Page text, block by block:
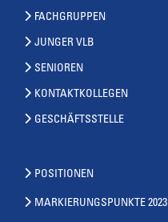
FACHGRUPPEN
JUNGER VLB
SENIOREN
KONTAKTKOLLEGEN
GESCHÄFTSSTELLE
POSITIONEN
MARKIERUNGSPUNKTE 2023